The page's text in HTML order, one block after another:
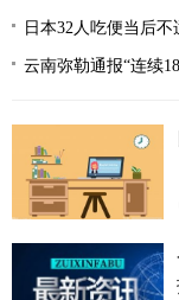
日本32人吃便当后
云南弥勒通报“连续18